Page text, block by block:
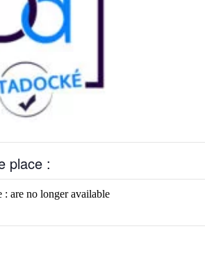
place :
: are no longer available